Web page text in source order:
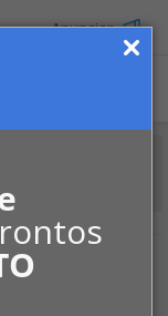
Anunciar